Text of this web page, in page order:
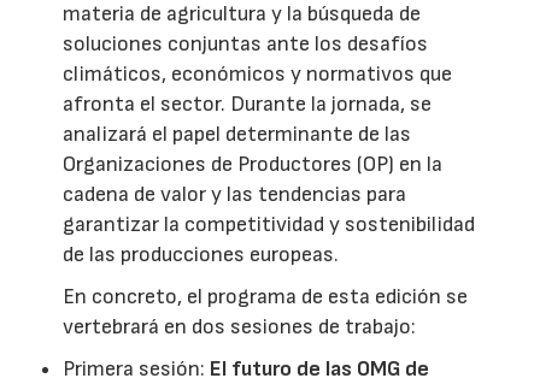
materia de agricultura y la búsqueda de
soluciones conjuntas ante los desafíos
climáticos, económicos y normativos que
afronta el sector. Durante la jornada, se
analizará el papel determinante de las
Organizaciones de Productores (OP) en la
cadena de valor y las tendencias para
garantizar la competitividad y sostenibilidad
de las producciones europeas.
En concreto, el programa de esta edición se
vertebrará en dos sesiones de trabajo:
Primera sesión: El futuro de las OMG de